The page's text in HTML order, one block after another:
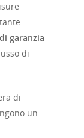
garanzia
di
di
un